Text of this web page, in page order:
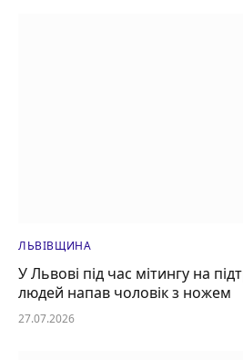
ЛЬВІВЩИНА
У Львові під час мітингу на
людей напав чоловік з ножем
27.07.2026